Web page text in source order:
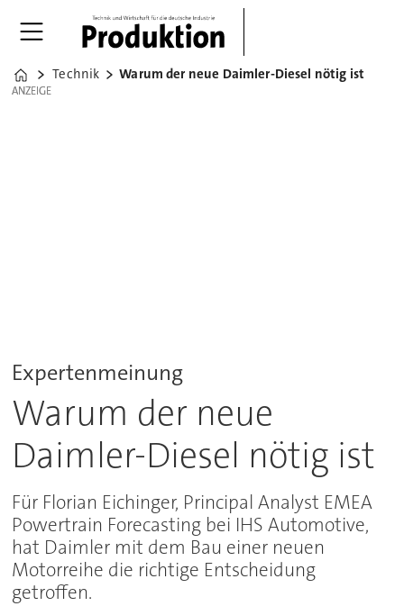
Home
Technik Warum der neue Daimler-Diesel nötig ist
ANZEIGE
ANZEIGE
Expertenmeinung
Warum der neue
Daimler-Diesel nötig ist
Für Florian Eichinger, Principal Analyst EMEA
Powertrain Forecasting bei IHS Automotive,
hat Daimler mit dem Bau einer neuen
Motorreihe die richtige Entscheidung
getroffen.